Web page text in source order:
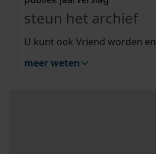
Wij helpen u op weg met een
bekijk alle zoektips
steun het archief
U kunt ook Vriend worden
meer weten
Mijn Studiezaal (inloggen)